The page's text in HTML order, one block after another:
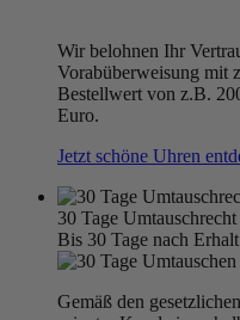
Wir belohnen Ihr
Vorabüberweisung mit
Bestellwert von z.B.
Euro.
Jetzt schöne Uhren
30 Tage Umtauschrecht
Bis 30 Tage nach
Gemäß den